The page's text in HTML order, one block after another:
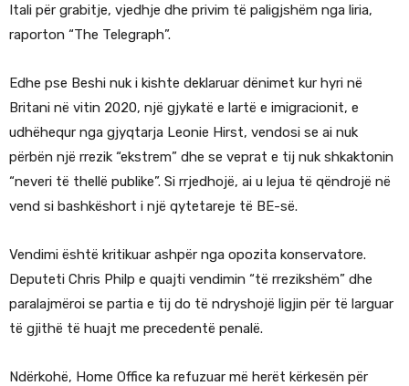
Itali për grabitje, vjedhje dhe privim të paligjshëm nga liria,
raporton “The Telegraph”.
Edhe pse Beshi nuk i kishte deklaruar dënimet kur hyri në
Britani në vitin 2020, një gjykatë e lartë e imigracionit, e
udhëhequr nga gjyqtarja Leonie Hirst, vendosi se ai nuk
përbën një rrezik “ekstrem” dhe se veprat e tij nuk shkaktonin
“neveri të thellë publike”. Si rrjedhojë, ai u lejua të qëndrojë në
vend si bashkëshort i një qytetareje të BE-së.
Vendimi është kritikuar ashpër nga opozita konservatore.
Deputeti Chris Philp e quajti vendimin “të rrezikshëm” dhe
paralajmëroi se partia e tij do të ndryshojë ligjin për të larguar
të gjithë të huajt me precedentë penalë.
Ndërkohë, Home Office ka refuzuar më herët kërkesën për